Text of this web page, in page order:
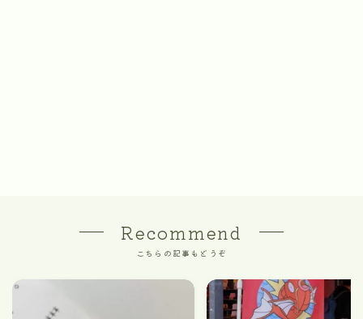
Recommend
こちらの記事もどうぞ